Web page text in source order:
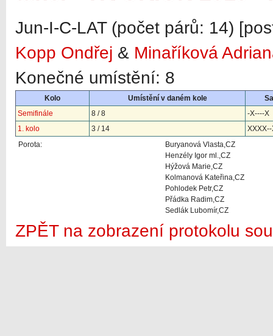
Jun-I-C-LAT (počet párů: 14)
Kopp Ondřej & Minaříková
Konečné umístění: 8
Kolo Umístění v daném kole
Semifinále
8 / 8
-X----X
1. kolo
3 / 14
XXXX--
Porota:
Buryanová Vlasta,CZ
Henzély Igor ml.,CZ
Hýžová Marie,CZ
Kolmanová Kateřina,CZ
Pohlodek Petr,CZ
Přádka Radim,CZ
Sedlák Lubomír,CZ
ZPĚT na zobrazení protokolu